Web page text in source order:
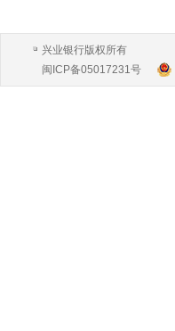
兴业银行版权所有
闽ICP备05017231号